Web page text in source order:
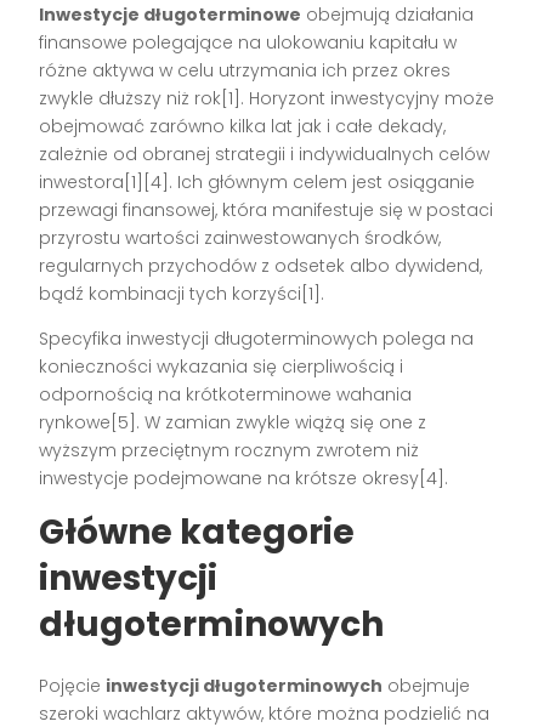
Inwestycje długoterminowe obejmują działania
finansowe polegające na ulokowaniu kapitału w
różne aktywa w celu utrzymania ich przez okres
zwykle dłuższy niż rok[1]. Horyzont inwestycyjny może
obejmować zarówno kilka lat jak i całe dekady,
zależnie od obranej strategii i indywidualnych celów
inwestora[1][4]. Ich głównym celem jest osiąganie
przewagi finansowej, która manifestuje się w postaci
przyrostu wartości zainwestowanych środków,
regularnych przychodów z odsetek albo dywidend,
bądź kombinacji tych korzyści[1].
Specyfika inwestycji długoterminowych polega na
konieczności wykazania się cierpliwością i
odpornością na krótkoterminowe wahania
rynkowe[5]. W zamian zwykle wiążą się one z
wyższym przeciętnym rocznym zwrotem niż
inwestycje podejmowane na krótsze okresy[4].
Główne kategorie
inwestycji
długoterminowych
Pojęcie inwestycji długoterminowych obejmuje
szeroki wachlarz aktywów, które można podzielić na